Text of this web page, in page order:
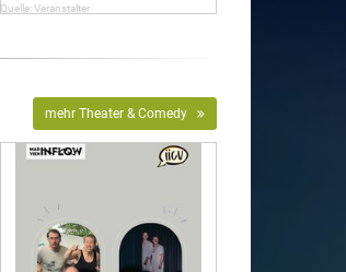
Quelle: Veranstalter
mehr Theater & Comedy